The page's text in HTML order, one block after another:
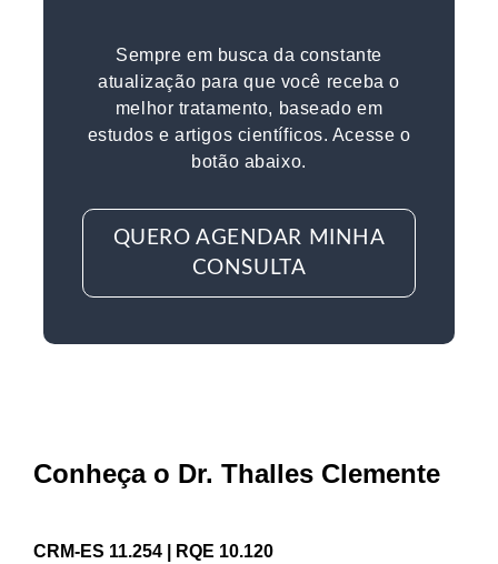
Sempre em busca da constante
atualização para que você receba o
melhor tratamento, baseado em
estudos e artigos científicos. Acesse o
botão abaixo.
QUERO AGENDAR MINHA
CONSULTA
Conheça o Dr. Thalles Clemente
CRM-ES 11.254 | RQE 10.120